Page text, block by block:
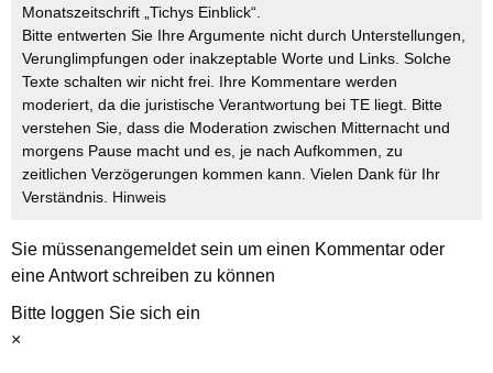
Monatszeitschrift „Tichys Einblick“.
Bitte entwerten Sie Ihre Argumente nicht durch Unterstellungen,
Verunglimpfungen oder inakzeptable Worte und Links. Solche
Texte schalten wir nicht frei. Ihre Kommentare werden
moderiert, da die juristische Verantwortung bei TE liegt. Bitte
verstehen Sie, dass die Moderation zwischen Mitternacht und
morgens Pause macht und es, je nach Aufkommen, zu
zeitlichen Verzögerungen kommen kann. Vielen Dank für Ihr
Verständnis. Hinweis
Sie müssenangemeldetsein um einen Kommentar oder
eine Antwort schreiben zu können
Bitte loggen Sie sich ein
×